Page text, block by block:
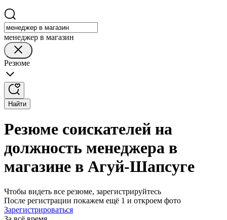
менеджер в магазин
Резюме
Найти
Резюме соискателей на
должность менеджера в
магазине в Агуй-Шапсуге
Чтобы видеть все резюме, зарегистрируйтесь
После регистрации покажем ещё 1 и откроем фото
Зарегистрироваться